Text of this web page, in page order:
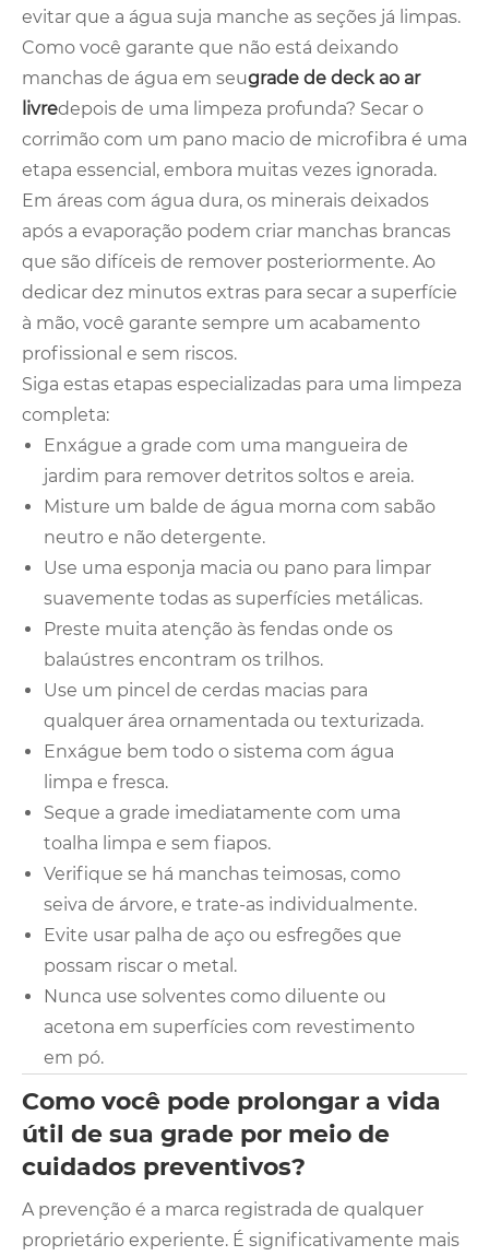
evitar que a água suja manche as seções já limpas.
Como você garante que não está deixando
manchas de água em seugrade de deck ao ar
livredepois de uma limpeza profunda? Secar o
corrimão com um pano macio de microfibra é uma
etapa essencial, embora muitas vezes ignorada.
Em áreas com água dura, os minerais deixados
após a evaporação podem criar manchas brancas
que são difíceis de remover posteriormente. Ao
dedicar dez minutos extras para secar a superfície
à mão, você garante sempre um acabamento
profissional e sem riscos.
Siga estas etapas especializadas para uma limpeza
completa:
Enxágue a grade com uma mangueira de
jardim para remover detritos soltos e areia.
Misture um balde de água morna com sabão
neutro e não detergente.
Use uma esponja macia ou pano para limpar
suavemente todas as superfícies metálicas.
Preste muita atenção às fendas onde os
balaústres encontram os trilhos.
Use um pincel de cerdas macias para
qualquer área ornamentada ou texturizada.
Enxágue bem todo o sistema com água
limpa e fresca.
Seque a grade imediatamente com uma
toalha limpa e sem fiapos.
Verifique se há manchas teimosas, como
seiva de árvore, e trate-as individualmente.
Evite usar palha de aço ou esfregões que
possam riscar o metal.
Nunca use solventes como diluente ou
acetona em superfícies com revestimento
em pó.
Como você pode prolongar a vida
útil de sua grade por meio de
cuidados preventivos?
A prevenção é a marca registrada de qualquer
proprietário experiente. É significativamente mais